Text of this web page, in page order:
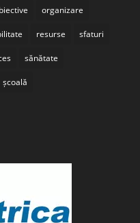
organizare
resurse sfaturi
sănătate
școală